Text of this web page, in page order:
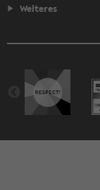
Weiteres